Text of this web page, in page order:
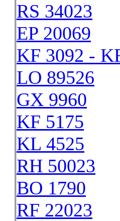
RS 34023
EP 20069
KF 3092 -
LO 89526
GX 9960
KF 5175
KL 4525
RH 50023
BO 1790
RF 22023